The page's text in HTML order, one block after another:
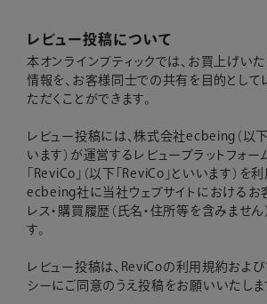
レビュー投稿について
本オンラインブティックでは、お買上げい
情報を、お客様同士での共有を目的として
ただくことができます。
レビュー投稿には、株式会社ecbeing（以
います）が運営するレビュープラットフォー
「ReviCo」（以下「ReviCo」といいます）を
ecbeing社に当社ウェブサイトにおけるお
レス・購買履歴（氏名・住所等を含みません
す。
レビュー投稿は、ReviCoの利用規約および
シーにご同意のうえ投稿をお願いいたしま